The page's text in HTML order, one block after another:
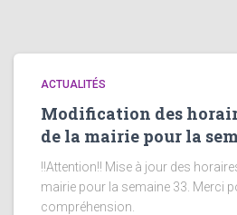
ACTUALITÉS
Modification des
de la mairie pour la
!!Attention!! Mise à jour des
mairie pour la semaine 33. Merci
compréhension.